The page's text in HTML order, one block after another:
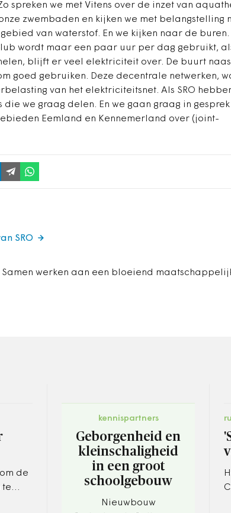
spreken we met Vitens over de inzet van
zwembaden en kijken we met belangstelling
van waterstof. En we kijken naar de buren.
wordt maar een paar uur per dag gebruikt,
blijft er veel elektriciteit over. De buurt
goed gebruiken. Deze decentrale netwerken,
van het elektriciteitsnet. Als SRO
we graag delen. En we gaan graag in
Eemland en Kennemerland over (joint-
Samen werken aan een bloeiend
SRO
de
te
kennispartners
Geborgenheid en
kleinschaligheid
in een groot
schoolgebouw
Nieuwbouw